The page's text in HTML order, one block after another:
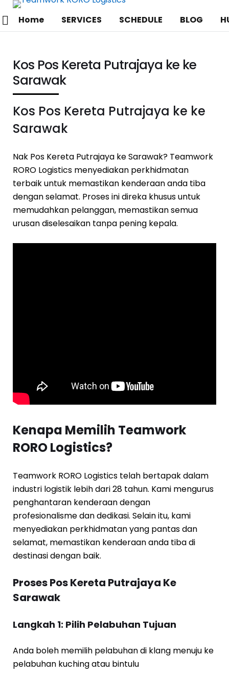
Home SERVICES SCHEDULE BLOG
Kos Pos Kereta Putrajaya ke ke
Sarawak
Kos Pos Kereta Putrajaya ke ke
Sarawak
Nak Pos Kereta Putrajaya ke Sarawak? Teamwork
RORO Logistics menyediakan perkhidmatan
terbaik untuk memastikan kenderaan anda tiba
dengan selamat. Proses ini direka khusus untuk
memudahkan pelanggan, memastikan semua
urusan diselesaikan tanpa pening kepala.
Kenapa Memilih Teamwork
RORO Logistics?
Teamwork RORO Logistics telah bertapak dalam
industri logistik lebih dari 28 tahun. Kami mengurus
penghantaran kenderaan dengan
profesionalisme dan dedikasi. Selain itu, kami
menyediakan perkhidmatan yang pantas dan
selamat, memastikan kenderaan anda tiba di
destinasi dengan baik.
Proses Pos Kereta Putrajaya Ke
Sarawak
Langkah 1: Pilih Pelabuhan Tujuan
Anda boleh memilih pelabuhan di klang menuju ke
pelabuhan kuching atau bintulu